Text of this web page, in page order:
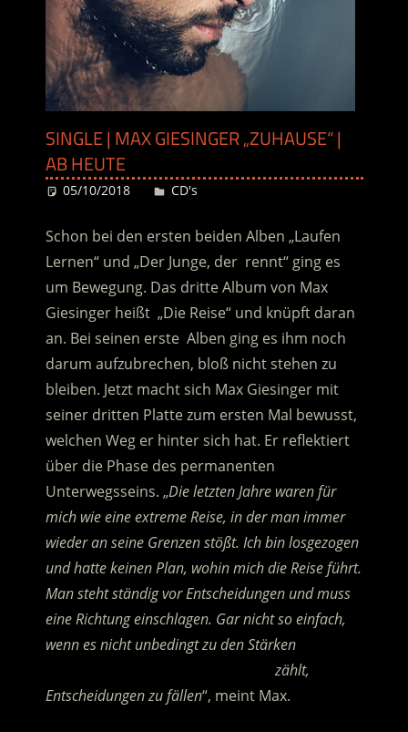
SINGLE | MAX GIESINGER „ZUHAUSE“ |
AB HEUTE
05/10/2018 Desiree
CD's
Schon bei den ersten beiden Alben „Laufen
Lernen“ und „Der Junge, der rennt“ ging es
um Bewegung. Das dritte Album von Max
Giesinger heißt „Die Reise“ und knüpft daran
an. Bei seinen erste Alben ging es ihm noch
darum aufzubrechen, bloß nicht stehen zu
bleiben. Jetzt macht sich Max Giesinger mit
seiner dritten Platte zum ersten Mal bewusst,
welchen Weg er hinter sich hat. Er reflektiert
über die Phase des permanenten
Unterwegsseins. „Die letzten Jahre waren für
mich wie eine extreme Reise, in der man immer
wieder an seine Grenzen stößt. Ich bin losgezogen
und hatte keinen Plan, wohin mich die Reise führt.
Man steht ständig vor Entscheidungen und muss
eine Richtung einschlagen. Gar nicht so einfach,
wenn es nicht unbedingt zu den Stärken
………………………………………………………zählt,
Entscheidungen zu fällen“, meint Max.